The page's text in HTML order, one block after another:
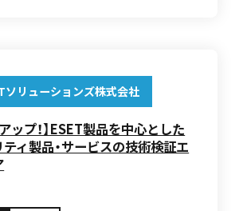
ソリューションズ株式会社
ップ！】ESET製品を中心とした
ィ製品・サービスの技術検証エ